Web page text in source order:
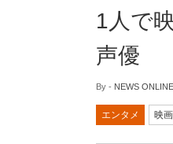
1人で
声優
By - NEWS
エンタメ 映画